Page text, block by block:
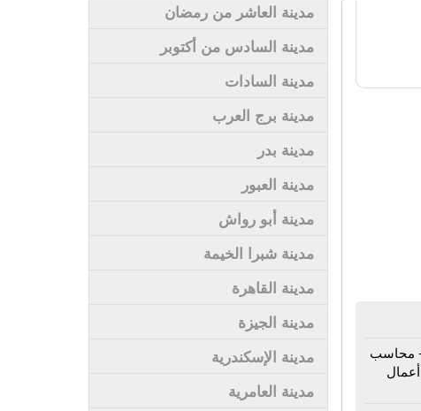
- محاسب
مدينة العاشر من رمضان
مدينة السادس من أكتوبر
مدينة السادات
مدينة برج العرب
مدينة بدر
مدينة العبور
مدينة أبو رواش
مدينة شبرا الخيمة
مدينة القاهرة
مدينة الجيزة
مدينة الإسكندرية
مدينة العامرية